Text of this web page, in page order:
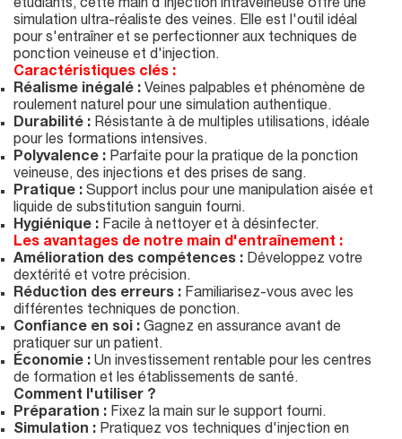
étudiants, cette main d'injection intraveineuse offre une
simulation ultra-réaliste des veines. Elle est l'outil idéal
pour s'entraîner et se perfectionner aux techniques de
ponction veineuse et d'injection.
Caractéristiques clés :
Réalisme inégalé : Veines palpables et phénomène de
roulement naturel pour une simulation authentique.
Durabilité : Résistante à de multiples utilisations, idéale
pour les formations intensives.
Polyvalence : Parfaite pour la pratique de la ponction
veineuse, des injections et des prises de sang.
Pratique : Support inclus pour une manipulation aisée et
liquide de substitution sanguin fourni.
Hygiénique : Facile à nettoyer et à désinfecter.
Les avantages de notre main d'entraînement :
Amélioration des compétences : Développez votre
dextérité et votre précision.
Réduction des erreurs : Familiarisez-vous avec les
différentes techniques de ponction.
Confiance en soi : Gagnez en assurance avant de
pratiquer sur un patient.
Économie : Un investissement rentable pour les centres
de formation et les établissements de santé.
Comment l'utiliser ?
Préparation : Fixez la main sur le support fourni.
Simulation : Pratiquez vos techniques d'injection en